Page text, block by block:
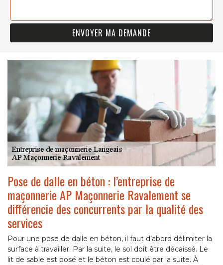
Pose de dalle en béton : l’entreprise de
maçonnerie AP Maçonnerie Ravalement se
différencie des concurrents par la qualité des
services
Pour une pose de dalle en béton, il faut d’abord délimiter la
surface à travailler. Par la suite, le sol doit être décaissé. Le
lit de sable est posé et le béton est coulé par la suite. À